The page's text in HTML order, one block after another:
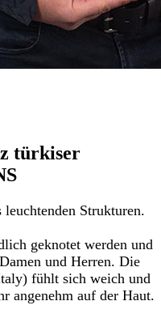
türkiser
Strukturen.
geknotet werden und
und Herren. Die
fühlt sich weich und
angenehm auf der Haut.